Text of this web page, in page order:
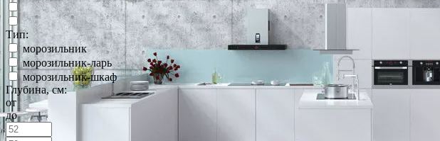
Тип:
морозильник
морозильник-ларь
морозильник-шкаф
Глубина, см:
от
до